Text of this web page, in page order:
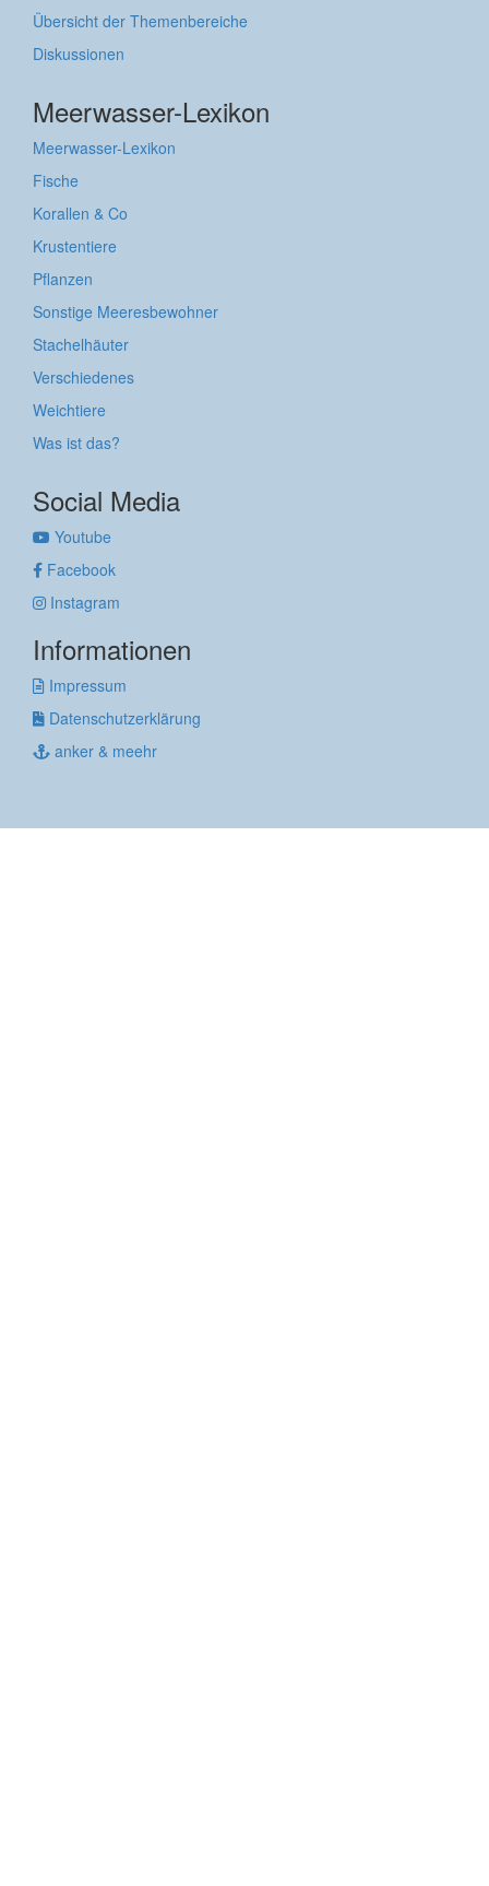
Übersicht der Themenbereiche
Diskussionen
Meerwasser-Lexikon
Meerwasser-Lexikon
Fische
Korallen & Co
Krustentiere
Pflanzen
Sonstige Meeresbewohner
Stachelhäuter
Verschiedenes
Weichtiere
Was ist das?
Social Media
Youtube
Facebook
Instagram
Informationen
Impressum
Datenschutzerklärung
anker & meehr